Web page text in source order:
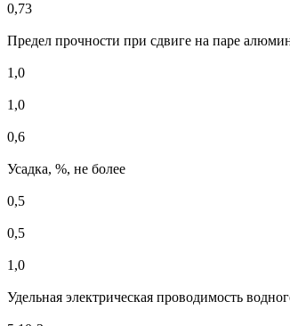
0,73
Предел прочности при сдвиге на паре
1,0
1,0
0,6
Усадка, %, не более
0,5
0,5
1,0
Удельная электрическая проводимость